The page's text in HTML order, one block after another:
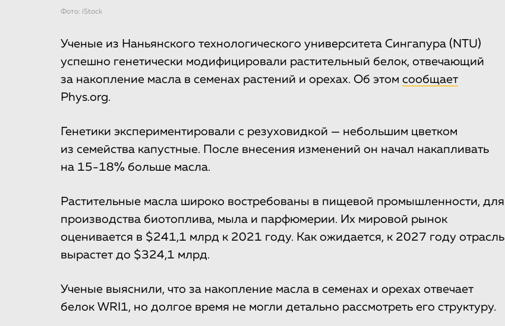
Фото: iStock
Ученые из Наньянского технологического университета Сингапура (NTU)
успешно генетически модифицировали растительный белок, отвечающий
за накопление масла в семенах растений и орехах. Об этом сообщает
Phys.org.
Генетики экспериментировали с резуховидкой — небольшим цветком
из семейства капустные. После внесения изменений он начал накапливать
на 15-18% больше масла.
Растительные масла широко востребованы в пищевой промышленности, для
производства биотоплива, мыла и парфюмерии. Их мировой рынок
оценивается в $241,1 млрд к 2021 году. Как ожидается, к 2027 году отрасль
вырастет до $324,1 млрд.
Ученые выяснили, что за накопление масла в семенах и орехах отвечает
белок WRI1, но долгое время не могли детально рассмотреть его структуру.